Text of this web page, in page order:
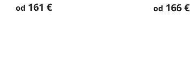
od 161 € od 166 €